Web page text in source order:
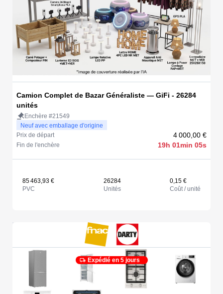
Camion Complet de Bazar Généraliste — GiFi - 26284
unités
Enchère #21549
Neuf avec emballage d'origine
Prix de départ
4 000,00 €
Fin de l'enchère 19h 01min 05s
85 463,93 €
PVC
26284
Unités
0,15 €
Coût / unité
Expédié en 5 jours